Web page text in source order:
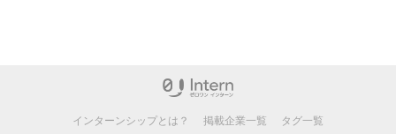
インターンシップとは？ 掲載企業一覧
タグ一覧